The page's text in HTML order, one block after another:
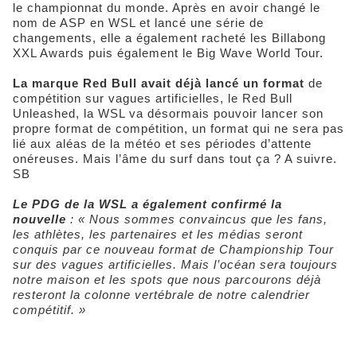
le championnat du monde. Après en avoir changé le
nom de ASP en WSL et lancé une série de
changements, elle a également racheté les Billabong
XXL Awards puis également le Big Wave World Tour.
La marque Red Bull avait déjà lancé un format de
compétition sur vagues artificielles, le Red Bull
Unleashed, la WSL va désormais pouvoir lancer son
propre format de compétition, un format qui ne sera pas
lié aux aléas de la météo et ses périodes d’attente
onéreuses. Mais l’âme du surf dans tout ça ? A suivre.
SB
Le PDG de la WSL a également confirmé la
nouvelle : « Nous sommes convaincus que les fans,
les athlètes, les partenaires et les médias seront
conquis par ce nouveau format de Championship Tour
sur des vagues artificielles. Mais l’océan sera toujours
notre maison et les spots que nous parcourons déjà
resteront la colonne vertébrale de notre calendrier
compétitif. »